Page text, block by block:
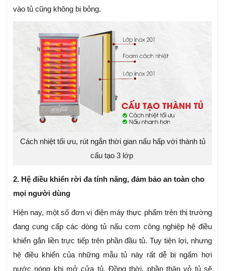
vào tủ cũng không bị bỏng.
Cách nhiệt tối ưu, rút ngắn thời gian nấu hấp với thành tủ
cấu tạo 3 lớp
2. Hệ điều khiển rời đa tính năng, đảm bảo an toàn cho
mọi người dùng
Hiện nay, một số đơn vị điện máy thực phẩm trên thị trường
đang cung cấp các dòng tủ nấu cơm công nghiệp hệ điều
khiển gắn liền trực tiếp trên phần đầu tủ. Tuy tiện lợi, nhưng
hệ điều khiển của những mẫu tủ này rất dễ bị ngấm hơi
nước nóng khi mở cửa tủ. Đồng thời, phần thân vỏ tủ sẽ